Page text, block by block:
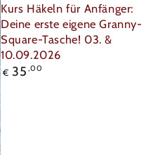
Kurs Häkeln für Anfänger:
Deine erste eigene Granny-
Square-Tasche! 03. &
10.09.2026
Regulärer
€ 35 ,00